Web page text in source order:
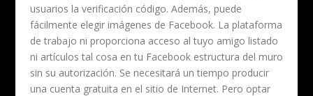
usuarios la verificación código. Además, puede
fácilmente elegir imágenes de Facebook. La plataforma
de trabajo ni proporciona acceso al tuyo amigo listado
ni artículos tal cosa en tu Facebook estructura del muro
sin su autorización. Se necesitará un tiempo producir
una cuenta gratuita en el sitio de Internet. Pero optar